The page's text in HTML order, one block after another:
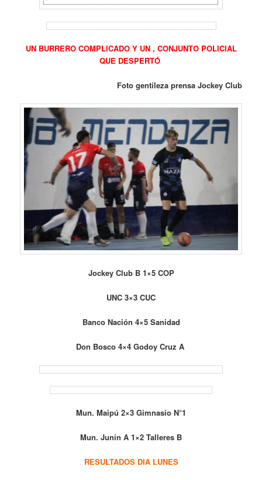
UN BURRERO COMPLICADO Y UN , CONJUNTO POLICIAL
QUE DESPERTÓ
Foto gentileza prensa Jockey Club
Jockey Club B 1×5 COP
UNC 3×3 CUC
Banco Nación 4×5 Sanidad
Don Bosco 4×4 Godoy Cruz A
Mun. Maipú 2×3 Gimnasio N°1
Mun. Junín A 1×2 Talleres B
RESULTADOS DIA LUNES